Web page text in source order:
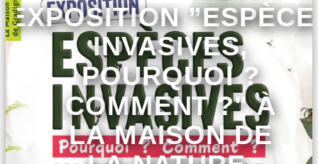
EXPOSITION
INVASIVES,
POURQUOI ?
COMMENT ?" À
LA MAISON DE